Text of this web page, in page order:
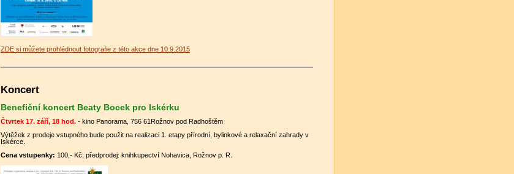
ZDE si můžete prohlédnout fotografie z této akce dne 10.9.2015
Koncert
Benefiční koncert Beaty Bocek pro Iskérku
Čtvrtek 17. září, 18 hod. - kino Panorama, 756 61Rožnov pod Radhoštěm
Výtěžek z prodeje vstupného bude použit na realizaci 1. etapy přírodní, bylinkové a relaxační zahrady v
Iskérce.
Cena vstupenky: 100,- Kč; předprodej: knihkupectví Nohavica, Rožnov p. R.